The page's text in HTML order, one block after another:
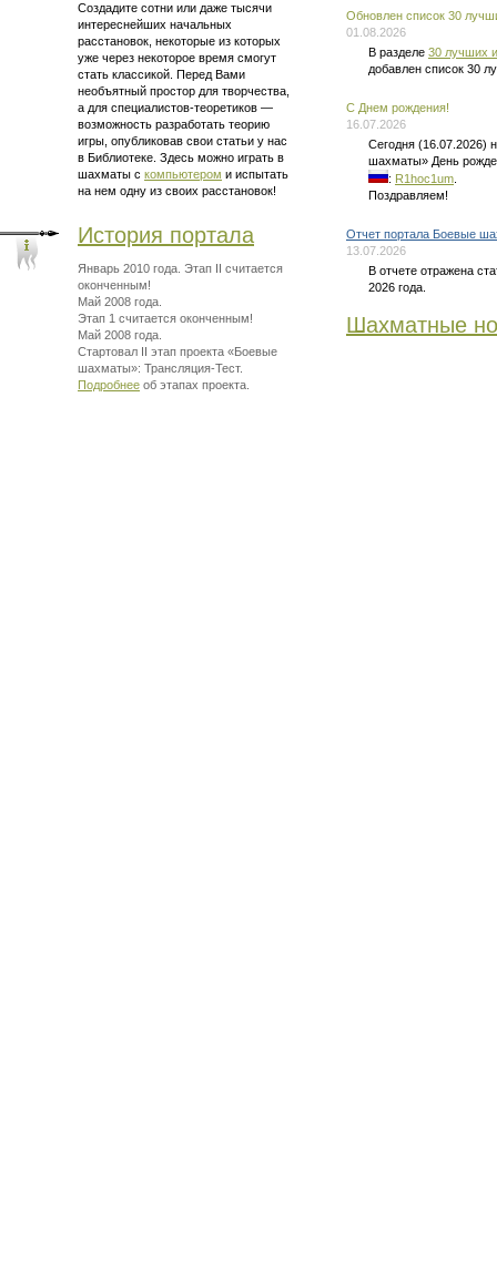
Создадите сотни или даже тысячи
интереснейших начальных
расстановок, некоторые из которых
уже через некоторое время смогут
стать классикой. Перед Вами
необъятный простор для творчества,
а для специалистов-теоретиков —
возможность разработать теорию
игры, опубликовав свои статьи у нас
в Библиотеке. Здесь можно играть в
шахматы с компьютером и испытать
на нем одну из своих расстановок!
История портала
Январь 2010 года. Этап II считается
оконченным!
Май 2008 года.
Этап 1 считается оконченным!
Май 2008 года.
Стартовал II этап проекта «Боевые
шахматы»: Трансляция-Тест.
Подробнее об этапах проекта.
Обновлен список 30
01.08.2026
В разделе 30 лучших
добавлен список 30
C Днем рождения!
16.07.2026
Сегодня (16.07.2026)
шахматы» День
: R1hoc1um
Поздравляем!
Отчет портала Боевые
13.07.2026
В отчете отражена
2026 года.
Шахматные